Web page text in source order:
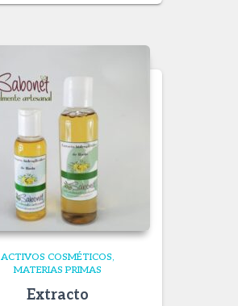
$ 124.800
ACTIVOS COSMÉTICOS
MATERIAS PRIMAS
Extracto